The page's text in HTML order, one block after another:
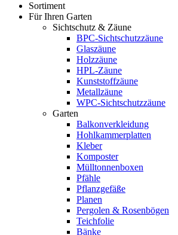
Sortiment
Für Ihren Garten
Sichtschutz & Zäune
BPC-Sichtschutzzäune
Glaszäune
Holzzäune
HPL-Zäune
Kunststoffzäune
Metallzäune
WPC-Sichtschutzzäune
Garten
Balkonverkleidung
Hohlkammerplatten
Kleber
Komposter
Mülltonnenboxen
Pfähle
Pflanzgefäße
Planen
Pergolen & Rosenbögen
Teichfolie
Bänke